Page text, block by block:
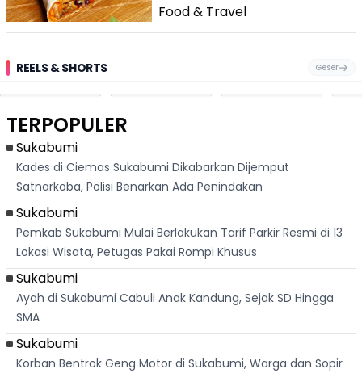
Food & Travel
REELS & SHORTS Geser
Pantai
Cikembang,
Dari
Palabuhanratu
TERPOPULER
Sukabumi
Kades di Ciemas Sukabumi Dikabarkan Dijemput
Satnarkoba, Polisi Benarkan Ada Penindakan
Sukabumi
Pemkab Sukabumi Mulai Berlakukan Tarif Parkir Resmi di 13
Lokasi Wisata, Petugas Pakai Rompi Khusus
Sukabumi
Ayah di Sukabumi Cabuli Anak Kandung, Sejak SD Hingga
SMA
Sukabumi
Korban Bentrok Geng Motor di Sukabumi, Warga dan Sopir